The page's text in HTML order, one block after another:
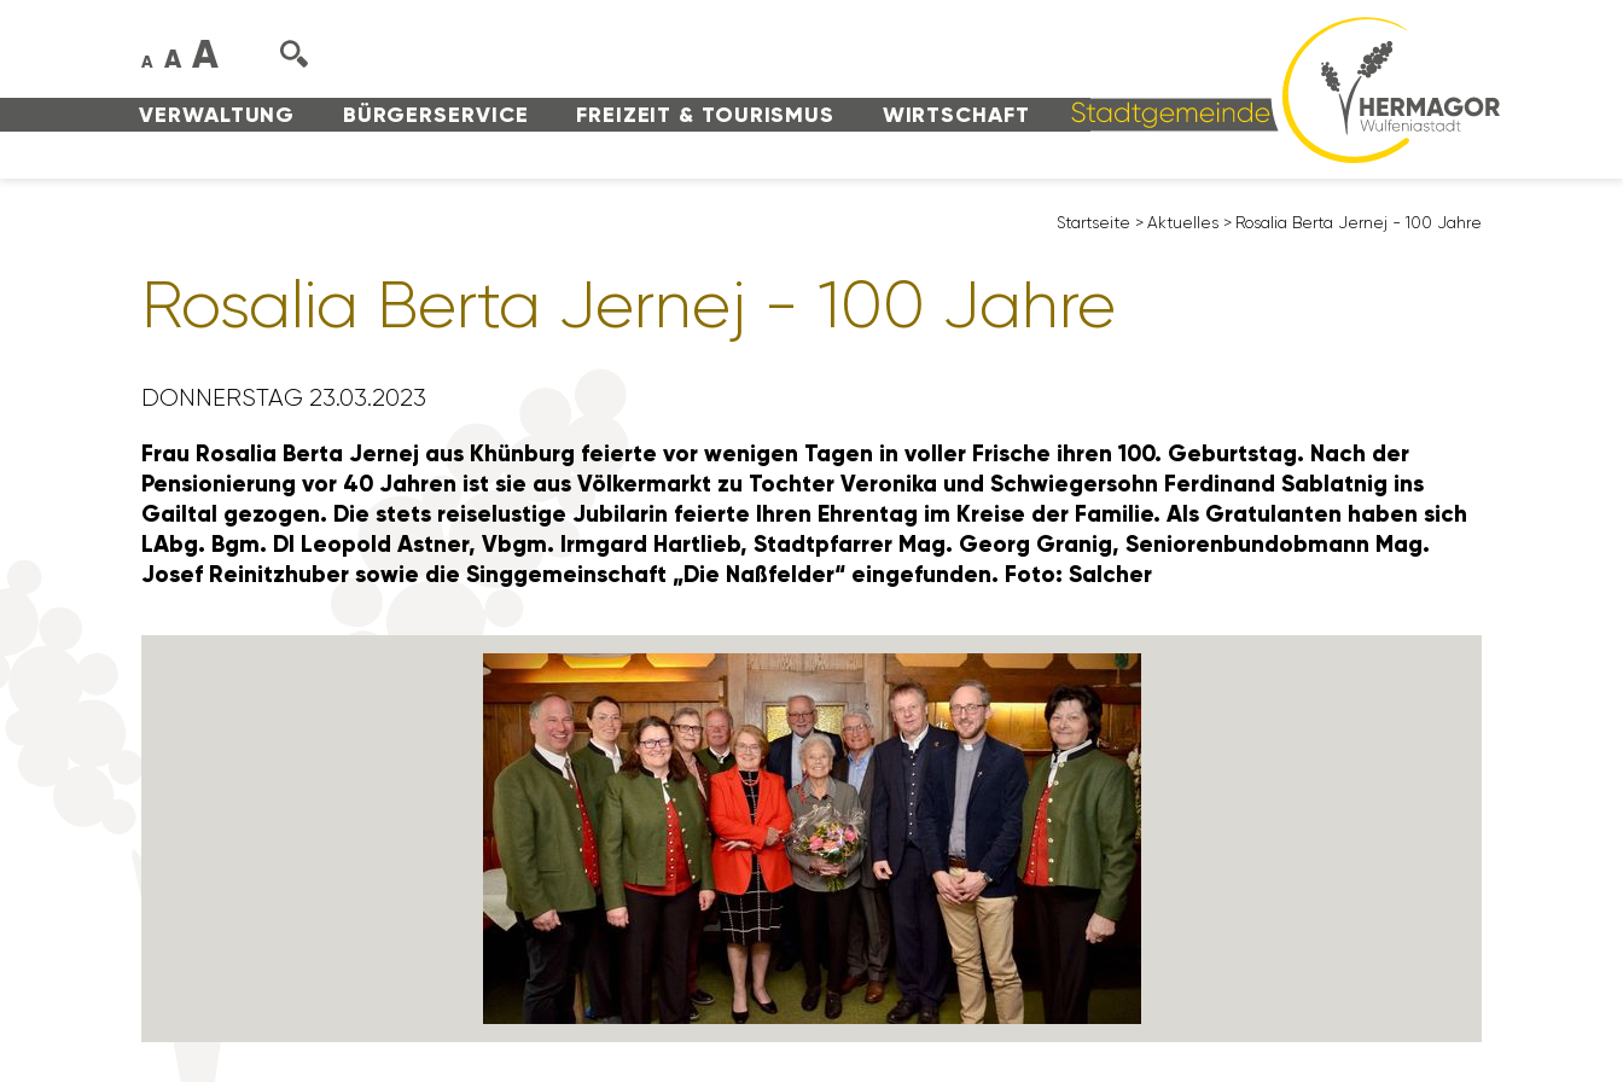
VERWAL­TUNG BÜRGER­SERVICE FREI­ZEIT & TOURISMUS WIRT­SCHAFT
A A A
Start­seite > Aktu­elles > Rosalia Berta Jernej - 100 Jahre
Rosalia Berta Jernej - 100 Jahre
DONNERSTAG 23.03.2023
Frau Rosalia Berta Jernej aus Khün­burg feierte vor wenigen Tagen in voller Frische ihren 100. Geburtstag. Nach der
Pensio­nie­rung vor 40 Jahren ist sie aus Völker­markt zu Tochter Vero­nika und Schwie­ger­sohn Ferdi­nand Sablatnig ins
Gailtal gezogen. Die stets reise­lus­tige Jubi­larin feierte Ihren Ehrentag im Kreise der Familie. Als Gratu­lanten haben sich
LAbg. Bgm. DI Leopold Astner, Vbgm. Irmgard Hart­lieb, Stadt­pfarrer Mag. Georg Granig, Senio­ren­bund­ob­mann Mag.
Josef Reinitz­huber sowie die Sing­ge­mein­schaft „Die Naßfelder“ einge­funden. Foto: Salcher